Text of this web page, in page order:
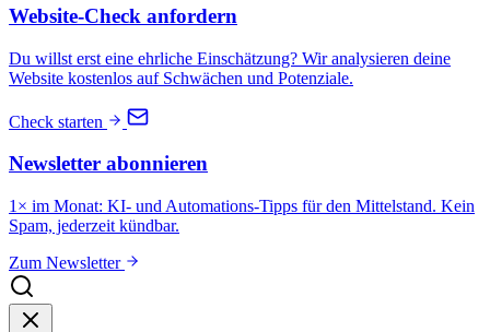
Website-Check anfordern
Du willst erst eine ehrliche Einschätzung? Wir analysieren deine
Website kostenlos auf Schwächen und Potenziale.
Check starten
Newsletter abonnieren
1× im Monat: KI- und Automations-Tipps für den Mittelstand. Kein
Spam, jederzeit kündbar.
Zum Newsletter